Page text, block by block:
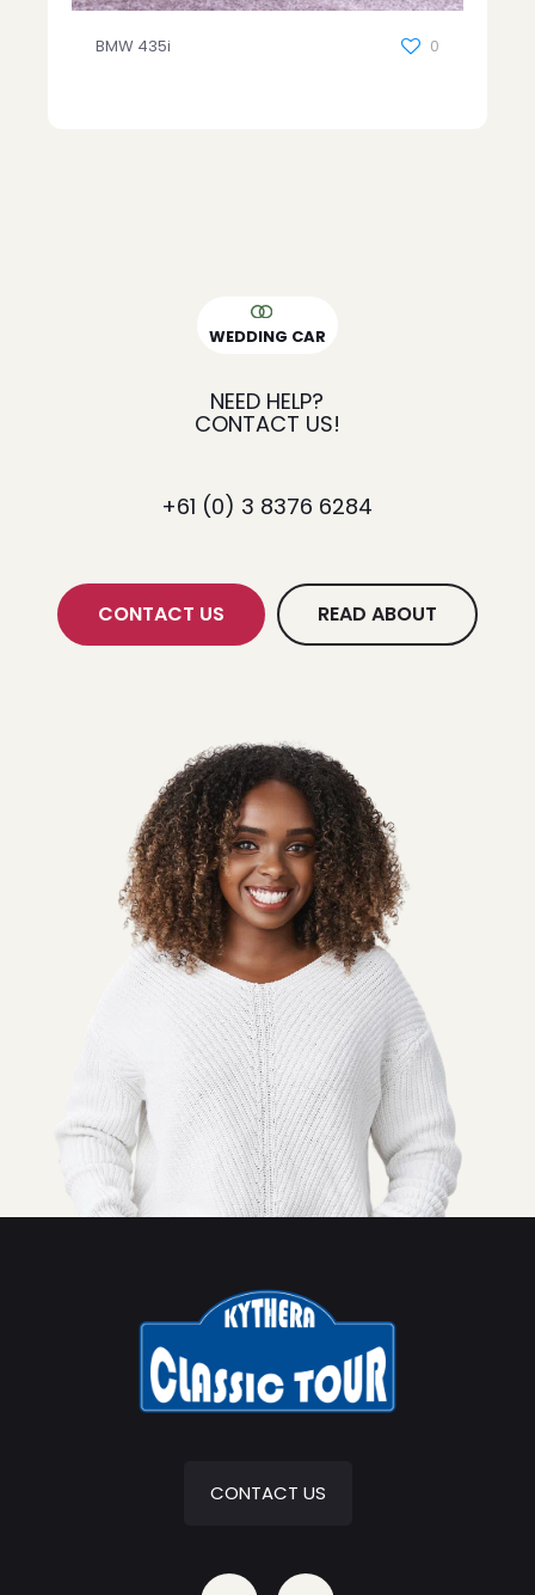
BMW 435i 0
WEDDING CAR
NEED HELP?
CONTACT US!
+61 (0) 3 8376 6284
CONTACT US READ ABOUT
CONTACT US